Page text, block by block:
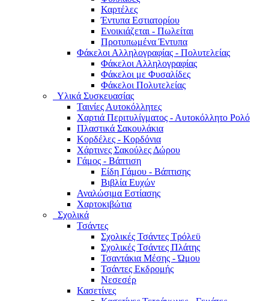
Καρτέλες
Έντυπα Εστιατορίου
Ενοικιάζεται - Πωλείται
Προτυπωμένα Έντυπα
Φάκελοι Αλληλογραφίας - Πολυτελείας
Φάκελοι Αλληλογραφίας
Φάκελοι με Φυσαλίδες
Φάκελοι Πολυτελείας
Υλικά Συσκευασίας
Ταινίες Αυτοκόλλητες
Χαρτιά Περιτυλίγματος - Αυτοκόλλητο Ρολό
Πλαστικά Σακουλάκια
Kορδέλες - Κορδόνια
Χάρτινες Σακούλες Δώρου
Γάμος - Βάπτιση
Είδη Γάμου - Βάπτισης
Βιβλία Ευχών
Αναλώσιμα Εστίασης
Χαρτοκιβώτια
Σχολικά
Τσάντες
Σχολικές Τσάντες Τρόλεϋ
Σχολικές Τσάντες Πλάτης
Τσαντάκια Μέσης - Ώμου
Τσάντες Εκδρομής
Νεσεσέρ
Κασετίνες